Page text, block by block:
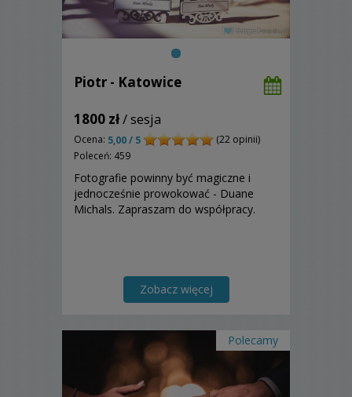
Piotr - Katowice
1800 zł/ sesja
Ocena: 5,00 / 5
(22 opinii)
Poleceń: 459
Fotografie powinny być magiczne i
jednocześnie prowokować - Duane
Michals. Zapraszam do współpracy.
Zobacz więcej
Polecamy